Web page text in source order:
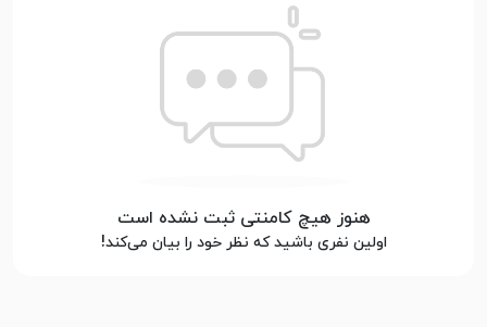
هنوز هیچ کامنتی ثبت نشده است
اولین نفری باشید که نظر خود را بیان می‌کند!